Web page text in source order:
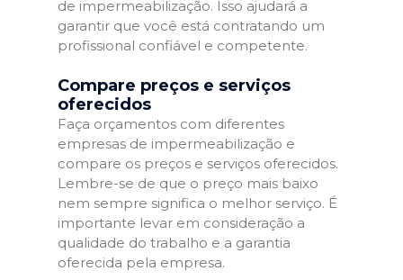
de impermeabilização. Isso ajudará a
garantir que você está contratando um
profissional confiável e competente.
Compare preços e serviços
oferecidos
Faça orçamentos com diferentes
empresas de impermeabilização e
compare os preços e serviços oferecidos.
Lembre-se de que o preço mais baixo
nem sempre significa o melhor serviço. É
importante levar em consideração a
qualidade do trabalho e a garantia
oferecida pela empresa.